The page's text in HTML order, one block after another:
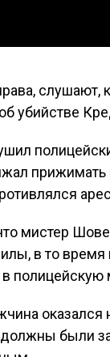
слушают,
убийстве
прижимать
мистер
в то время
в полицейскую
оказался
должны были